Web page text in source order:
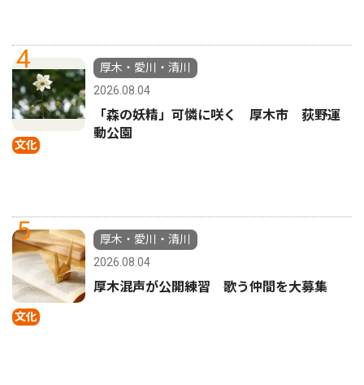
4
文化
厚木・愛川・清川
2026.08.04
「森の妖精」可憐に咲く 厚木市 荻野運
動公園
5
文化
厚木・愛川・清川
2026.08.04
厚木混声が公開練習 歌う仲間を大募集